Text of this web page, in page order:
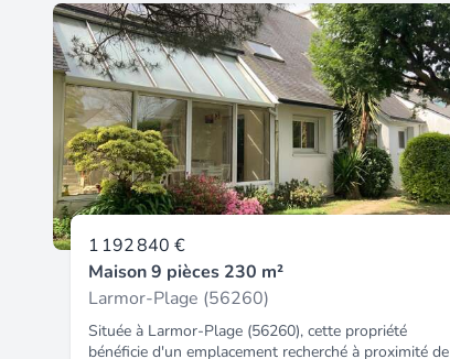
1 192 840 €
Maison 9 pièces 230 m²
Larmor-Plage (56260)
Située à Larmor-Plage (56260), cette propriété
bénéficie d'un emplacement recherché à proximité de